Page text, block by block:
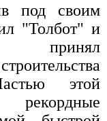
под своим
"Толбот" и
принял
этой